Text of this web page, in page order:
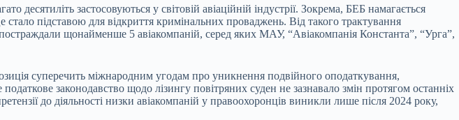
застосовуються у світовій авіаційній індустрії. Зокрема, БЕБ намагається
стало підставою для відкриття кримінальних проваджень. Від такого трактування
щонайменше 5 авіакомпаній, серед яких МАУ, “Авіакомпанія Константа”, “Урга”,
суперечить міжнародним угодам про уникнення подвійного оподаткування,
законодавство щодо лізингу повітряних суден не зазнавало змін протягом останніх
до діяльності низки авіакомпаній у правоохоронців виникли лише після 2024 року,